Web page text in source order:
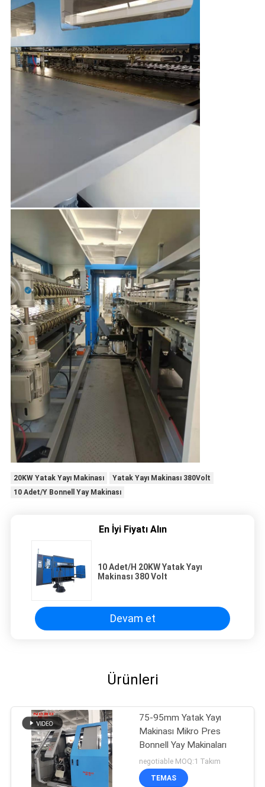
20KW Yatak Yayı Makinası
Yatak Yayı Makinası 380Volt
10 Adet/Y Bonnell Yay Makinası
En İyi Fiyatı Alın
10 Adet/H 20KW Yatak Yayı
Makinası 380 Volt
Devam et
Ürünleri
75-95mm Yatak Yayı
Makinası Mikro Pres
Bonnell Yay Makinaları
negotiable MOQ:1 Takım
TEMAS